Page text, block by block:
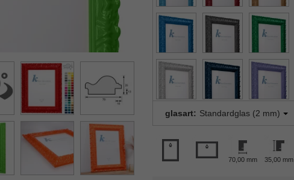
glasart: Standardglas (2 mm)
70,00 mm 35,00 mm